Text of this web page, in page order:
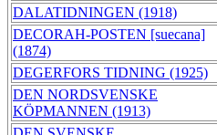
DALATIDNINGEN (1918)
DECORAH-POSTEN [suecana]
(1874)
DEGERFORS TIDNING (1925)
DEN NORDSVENSKE
KÖPMANNEN (1913)